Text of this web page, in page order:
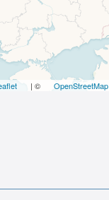
| © OpenStreetMap